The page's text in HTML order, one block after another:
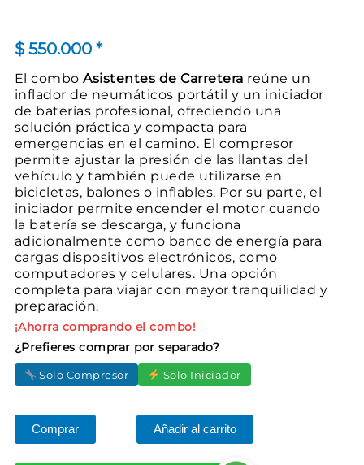
$550.000*
El comboAsistentes de Carretera reúne un
inflador de neumáticos portátil y un iniciador
de baterías profesional, ofreciendo una
solución práctica y compacta para
emergencias en el camino. El compresor
permite ajustar la presión de las llantas del
vehículo y también puede utilizarse en
bicicletas, balones o inflables. Por su parte, el
iniciador permite encender el motor cuando
la batería se descarga, y funciona
adicionalmente como banco de energía para
cargas dispositivos electrónicos, como
computadores y celulares. Una opción
completa para viajar con mayor tranquilidad y
preparación.
¡Ahorra comprando el combo!
¿Prefieres comprar por separado?
Solo Compresor Solo Iniciador
Comprar Añadir al carrito